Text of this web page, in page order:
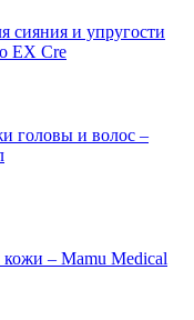
сияния и упругости
EX Cre
головы и волос –
– Mamu Medical